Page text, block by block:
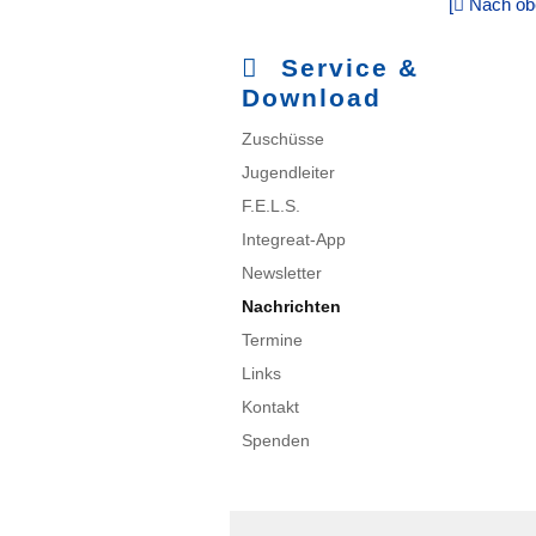
Nach
Service &
Download
Navigation
Zuschüsse
Jugendleiter
F.E.L.S.
Integreat-App
Newsletter
Nachrichten
Termine
Links
Kontakt
Spenden